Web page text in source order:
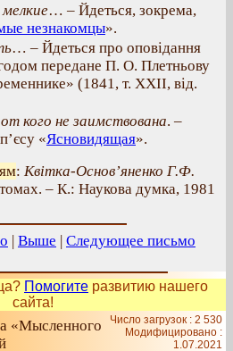
… – Йдеться, зокрема,
незнакомцы».
… – Йдеться про оповідання
передане П. О. Плетньову
(1841, т. XXII, від.
кого не заимствована. –
«Ясновидящая».
: Квітка-Основ’яненко Г.Ф.
– К.: Наукова думка, 1981
| Выше | Следующее письмо
Помогите развитию нашего
сайта!
«Мысленного
Число загрузок : 2 530
Модифицировано :
1.07.2021